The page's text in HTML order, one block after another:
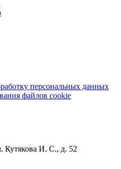
персональных данных
файлов cookie
Кутякова И. С., д. 52